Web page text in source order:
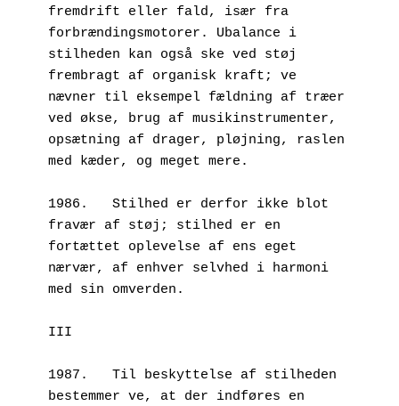
fremdrift eller fald, især fra
forbrændingsmotorer. Ubalance i
stilheden kan også ske ved støj
frembragt af organisk kraft; ve
nævner til eksempel fældning af træer
ved økse, brug af musikinstrumenter,
opsætning af drager, pløjning, raslen
med kæder, og meget mere.
1986.	Stilhed er derfor ikke blot
fravær af støj; stilhed er en
fortættet oplevelse af ens eget
nærvær, af enhver selvhed i harmoni
med sin omverden.
III
1987.	Til beskyttelse af stilheden
bestemmer ve, at der indføres en